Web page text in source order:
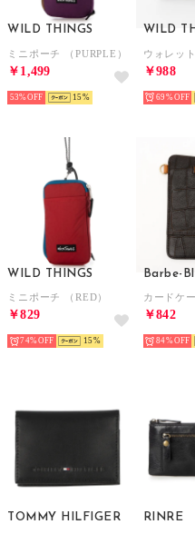
WILD THINGS
ミニポーチ （PURPLE）
￥1,499
53% 15
WILD
ウォレッ
￥988
69%
WILD THINGS
ミニポーチ （RED）
￥829
74% 15
Barbe-
￥842
84%
TOMMY HILFIGER RINRE